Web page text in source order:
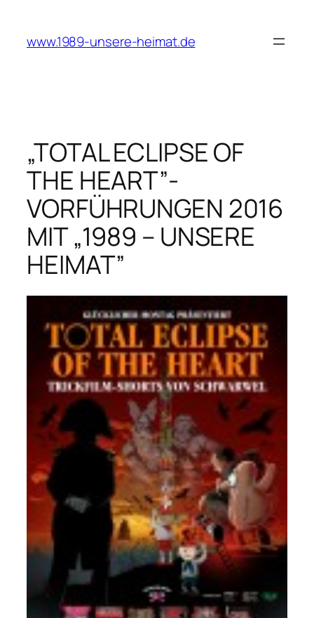
springen
www.1989-unsere-heimat.de
„TOTAL ECLIPSE OF
THE HEART”-
VORFÜHRUNGEN 2016
MIT „1989 – UNSERE
HEIMAT”